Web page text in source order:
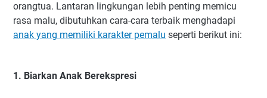
orangtua. Lantaran lingkungan lebih penting memicu
rasa malu, dibutuhkan cara-cara terbaik menghadapi
anak yang memiliki karakter pemalu seperti berikut ini:
1. Biarkan Anak Berekspresi